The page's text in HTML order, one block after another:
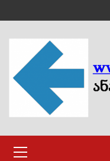
to
content
Menu